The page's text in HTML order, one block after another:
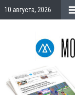
10 августа, 2026